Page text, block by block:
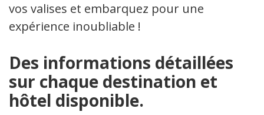
vos valises et embarquez pour une
expérience inoubliable !
Des informations détaillées
sur chaque destination et
hôtel disponible.